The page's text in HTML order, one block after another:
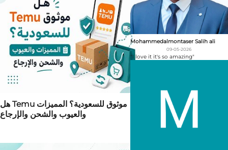
هل Temu موثوق للسعودية؟ المميزات
والعيوب والشحن والإرجاع
Mohammedalmontaser Salih ali
09-05-2026
"I love it it's so amazing"